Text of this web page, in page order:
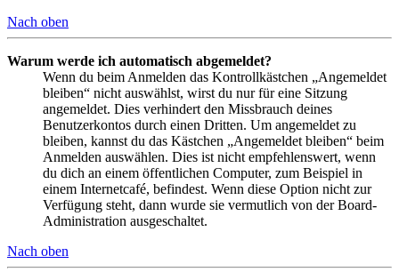
Nach oben
Warum werde ich automatisch abgemeldet?
Wenn du beim Anmelden das Kontrollkästchen „Angemeldet
bleiben“ nicht auswählst, wirst du nur für eine Sitzung
angemeldet. Dies verhindert den Missbrauch deines
Benutzerkontos durch einen Dritten. Um angemeldet zu
bleiben, kannst du das Kästchen „Angemeldet bleiben“ beim
Anmelden auswählen. Dies ist nicht empfehlenswert, wenn
du dich an einem öffentlichen Computer, zum Beispiel in
einem Internetcafé, befindest. Wenn diese Option nicht zur
Verfügung steht, dann wurde sie vermutlich von der Board-
Administration ausgeschaltet.
Nach oben